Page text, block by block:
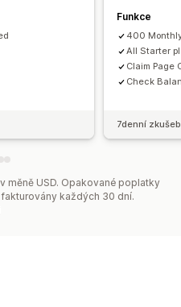
Členské výhody
Funkce
400
All Starter
Claim Page
Check
7denní
měně USD. Opakované poplatky
každých 30 dní.